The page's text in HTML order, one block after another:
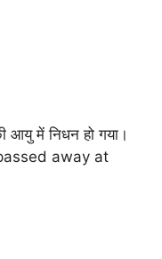
आयु में निधन हो गया।
away at